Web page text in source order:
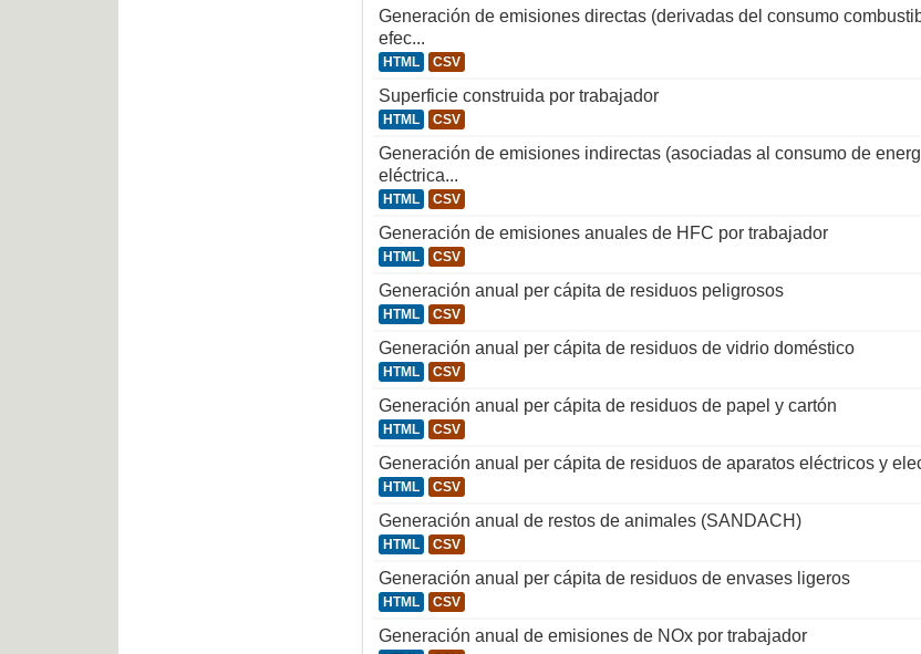
Generación de emisiones directas (derivadas del consumo
efec...
HTML CSV
Superficie construida por trabajador
HTML CSV
Generación de emisiones indirectas (asociadas al consumo de
eléctrica...
HTML CSV
Generación de emisiones anuales de HFC por trabajador
HTML CSV
Generación anual per cápita de residuos peligrosos
HTML CSV
Generación anual per cápita de residuos de vidrio doméstico
HTML CSV
Generación anual per cápita de residuos de papel y cartón
HTML CSV
Generación anual per cápita de residuos de aparatos eléctricos y
HTML CSV
Generación anual de restos de animales (SANDACH)
HTML CSV
Generación anual per cápita de residuos de envases ligeros
HTML CSV
Generación anual de emisiones de NOx por trabajador